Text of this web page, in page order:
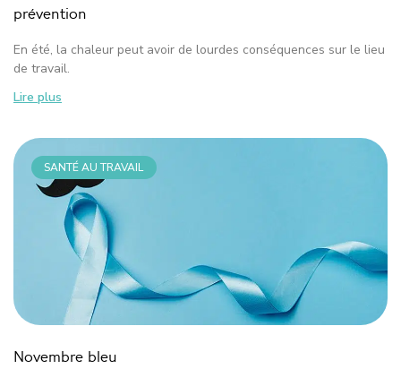
prévention
En été, la chaleur peut avoir de lourdes conséquences sur le lieu
de travail.
Lire plus
SANTÉ AU TRAVAIL
Novembre bleu